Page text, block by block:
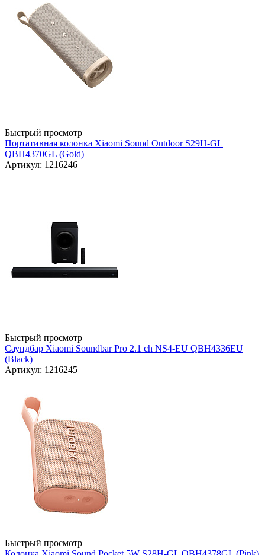
Быстрый просмотр
Портативная колонка Xiaomi Sound Outdoor S29H-GL
QBH4370GL (Gold)
Артикул: 1216246
Быстрый просмотр
Саундбар Xiaomi Soundbar Pro 2.1 ch NS4-EU QBH4336EU
(Black)
Артикул: 1216245
Быстрый просмотр